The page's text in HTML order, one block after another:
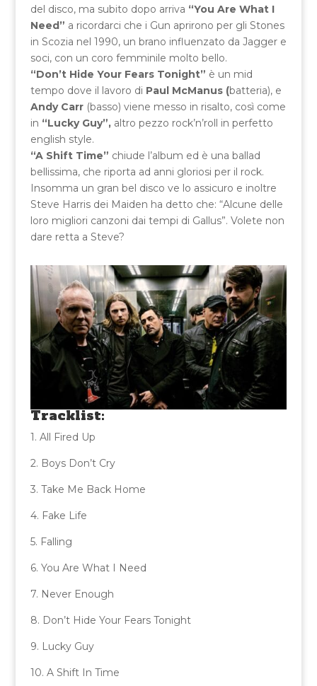
del disco, ma subito dopo arriva “You Are What I
Need” a ricordarci che i Gun aprirono per gli Stones
in Scozia nel 1990, un brano influenzato da Jagger e
soci, con un coro femminile molto bello.
“Don’t Hide Your Fears Tonight” è un mid
tempo dove il lavoro di Paul McManus (batteria), e
Andy Carr(basso) viene messo in risalto, così come
in “Lucky Guy”,altro pezzo rock’n’roll in perfetto
english style.
“A Shift Time” chiude l’album ed è una ballad
bellissima, che riporta ad anni gloriosi per il rock.
Insomma un gran bel disco ve lo assicuro e inoltre
Steve Harris dei Maiden ha detto che: “Alcune delle
loro migliori canzoni dai tempi di Gallus”. Volete non
dare retta a Steve?
Tracklist:
1. All Fired Up
2. Boys Don’t Cry
3. Take Me Back Home
4. Fake Life
5. Falling
6. You Are What I Need
7. Never Enough
8. Don’t Hide Your Fears Tonight
9. Lucky Guy
10. A Shift In Time